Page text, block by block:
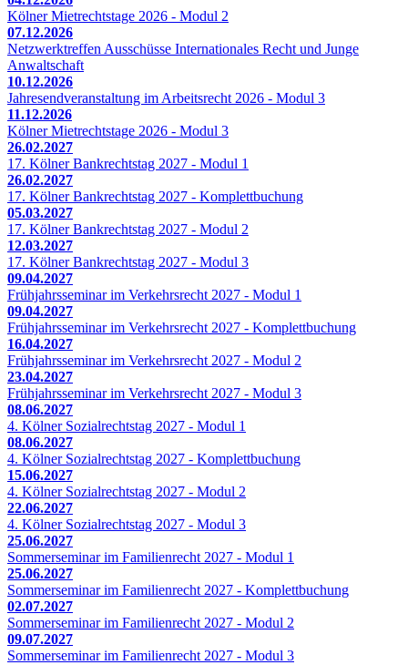
Kölner Mietrechtstage 2026 - Modul 2
07.12.2026
Netzwerktreffen Ausschüsse Internationales Recht und Junge
Anwaltschaft
10.12.2026
Jahresendveranstaltung im Arbeitsrecht 2026 - Modul 3
11.12.2026
Kölner Mietrechtstage 2026 - Modul 3
26.02.2027
17. Kölner Bankrechtstag 2027 - Modul 1
26.02.2027
17. Kölner Bankrechtstag 2027 - Komplettbuchung
05.03.2027
17. Kölner Bankrechtstag 2027 - Modul 2
12.03.2027
17. Kölner Bankrechtstag 2027 - Modul 3
09.04.2027
Frühjahrsseminar im Verkehrsrecht 2027 - Modul 1
09.04.2027
Frühjahrsseminar im Verkehrsrecht 2027 - Komplettbuchung
16.04.2027
Frühjahrsseminar im Verkehrsrecht 2027 - Modul 2
23.04.2027
Frühjahrsseminar im Verkehrsrecht 2027 - Modul 3
08.06.2027
4. Kölner Sozialrechtstag 2027 - Modul 1
08.06.2027
4. Kölner Sozialrechtstag 2027 - Komplettbuchung
15.06.2027
4. Kölner Sozialrechtstag 2027 - Modul 2
22.06.2027
4. Kölner Sozialrechtstag 2027 - Modul 3
25.06.2027
Sommerseminar im Familienrecht 2027 - Modul 1
25.06.2027
Sommerseminar im Familienrecht 2027 - Komplettbuchung
02.07.2027
Sommerseminar im Familienrecht 2027 - Modul 2
09.07.2027
Sommerseminar im Familienrecht 2027 - Modul 3